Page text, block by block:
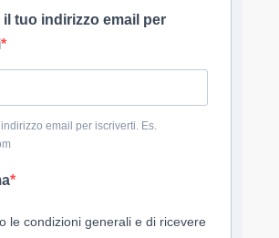
il tuo indirizzo email per
indirizzo email per iscriverti. Es.
le condizioni generali e di ricevere